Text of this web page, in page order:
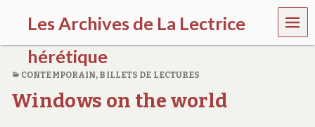
Les Archives de La Lectrice
hérétique
2
0
MEN
U
CONTEMPORAIN, BILLETS DE LECTURES
Windows on the world